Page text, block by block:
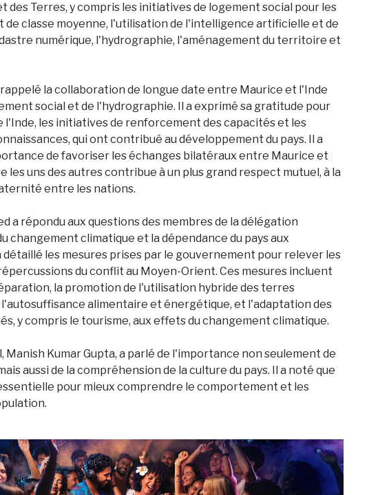
des Terres, y compris les initiatives de logement social pour les
de classe moyenne, l'utilisation de l'intelligence artificielle et de
numérique, l'hydrographie, l'aménagement du territoire et
la collaboration de longue date entre Maurice et l'Inde
social et de l'hydrographie. Il a exprimé sa gratitude pour
l'Inde, les initiatives de renforcement des capacités et les
qui ont contribué au développement du pays. Il a
de favoriser les échanges bilatéraux entre Maurice et
les uns des autres contribue à un plus grand respect mutuel, à la
entre les nations.
a répondu aux questions des membres de la délégation
changement climatique et la dépendance du pays aux
détaillé les mesures prises par le gouvernement pour relever les
du conflit au Moyen-Orient. Ces mesures incluent
la promotion de l'utilisation hybride des terres
alimentaire et énergétique, et l'adaptation des
y compris le tourisme, aux effets du changement climatique.
Manish Kumar Gupta, a parlé de l'importance non seulement de
aussi de la compréhension de la culture du pays. Il a noté que
pour mieux comprendre le comportement et les